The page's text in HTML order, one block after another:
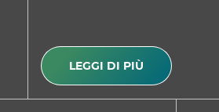
LEGGI DI PIÙ